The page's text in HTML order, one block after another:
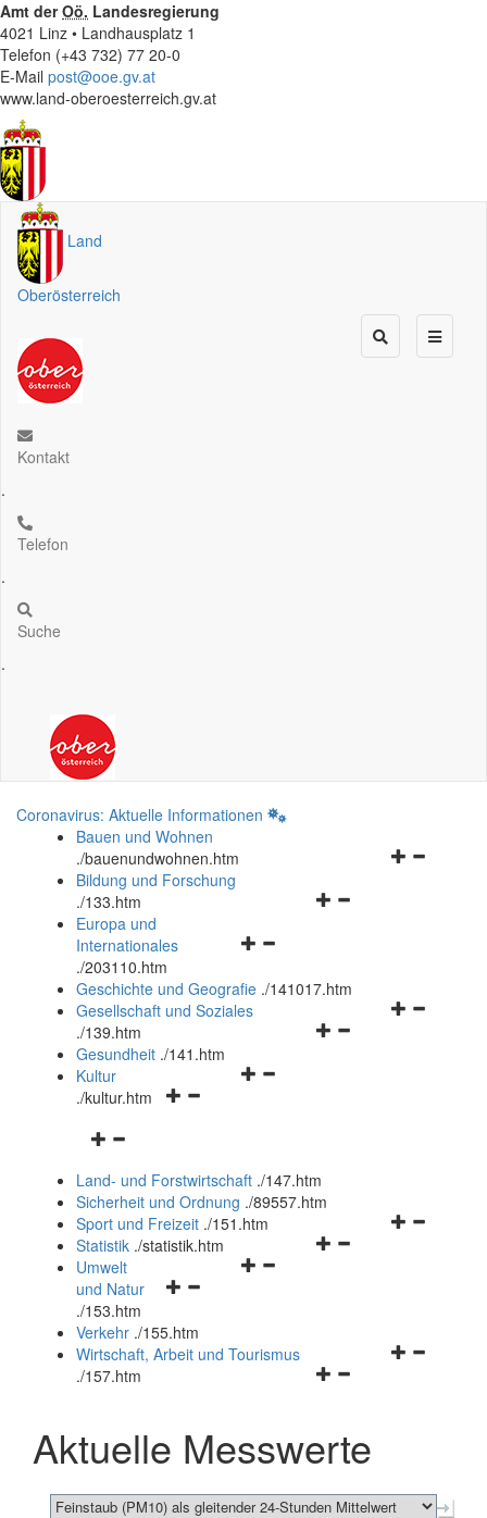
Amt derOö. Landesregierung
4021 Linz • Landhausplatz 1
Telefon (+43 732) 77 20-0
E-Mail post@ooe.gv.at
www.land-oberoesterreich.gv.at
Land
Oberösterreich
Kontakt
.
Telefon
.
Suche
.
Coronavirus: Aktuelle Informationen
Bauen und Wohnen
./bauenundwohnen.htm
Navigationsmenü
Bildung und Forschung
./133.htm
Navigationsmenü
und
schließen
Europa und
Internationales
./203110.htm
Geschichte und Geografie ./141017.htm
Navigationsmenü
Gesellschaft und Soziales
./139.htm
Navigationsmenü
Gesundheit ./141.htm
Navigationsmenü
Kultur
./kultur.htm
Navigationsmenü
und
schließen
Land- und Forstwirtschaft ./147.htm
Sicherheit und Ordnung ./89557.htm
Navigationsmenü
Sport und Freizeit ./151.htm
Navigationsmenü
Statistik ./statistik.htm
Navigationsmenü
und
schließen
Umwelt
und Natur
./153.htm
Verkehr ./155.htm
Navigationsmenü
schließen
Wirtschaft, Arbeit und Tourismus
./157.htm
Aktuelle Messwerte